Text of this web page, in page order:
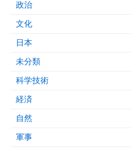
政治
文化
日本
未分類
科学技術
経済
自然
軍事